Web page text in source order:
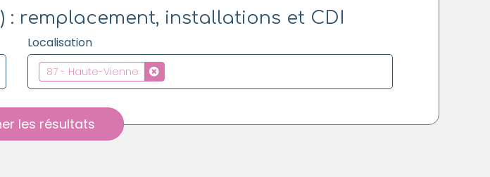
Mot de passe oublié ?
Se connecter avec Google
: remplacement, installations et CDI
Localisation
87 - Haute-Vienne
les résultats